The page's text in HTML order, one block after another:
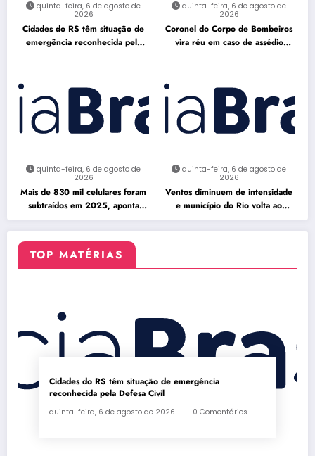
quinta-feira, 6 de agosto de
2026
Cidades do RS têm situação de
emergência reconhecida pela
quinta-feira, 6 de agosto de
2026
Coronel do Corpo de Bombeiros
vira réu em caso de assédio
quinta-feira, 6 de agosto de
2026
Mais de 830 mil celulares foram
subtraídos em 2025, aponta
relatório
quinta-feira, 6 de agosto de
2026
Ventos diminuem de intensidade
e município do Rio volta ao
Estágio 1
TOP MATÉRIAS
Cidades do RS têm situação de emergência
reconhecida pela Defesa Civil
quinta-feira, 6 de agosto de 2026 0 Comentários